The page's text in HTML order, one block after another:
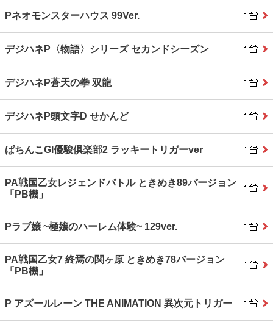
Pネオモンスターハウス 99Ver.
デジハネP〈物語〉シリーズ セカンドシーズン
デジハネP蒼天の拳 双龍
デジハネP頭文字D せかんど
ぱちんこGI優駿倶楽部2 ラッキートリガーver
PA戦国乙女レジェンドバトル ときめき89バージョン
「PB機」
Pラブ嬢 ~極嬢のハーレム体験~ 129ver.
PA戦国乙女7 終焉の関ヶ原 ときめき78バージョン
「PB機」
P アズールレーン THE ANIMATION 異次元トリガー